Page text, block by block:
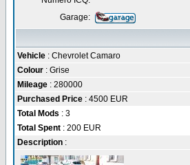
Garage:
Vehicle : Chevrolet Camaro
Colour : Grise
Mileage : 280000
Purchased Price : 4500 EUR
Total Mods : 3
Total Spent : 200 EUR
Description :